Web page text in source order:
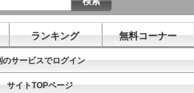
ランキング 無料コーナー
のサービスでログイン
サイトTOPページ